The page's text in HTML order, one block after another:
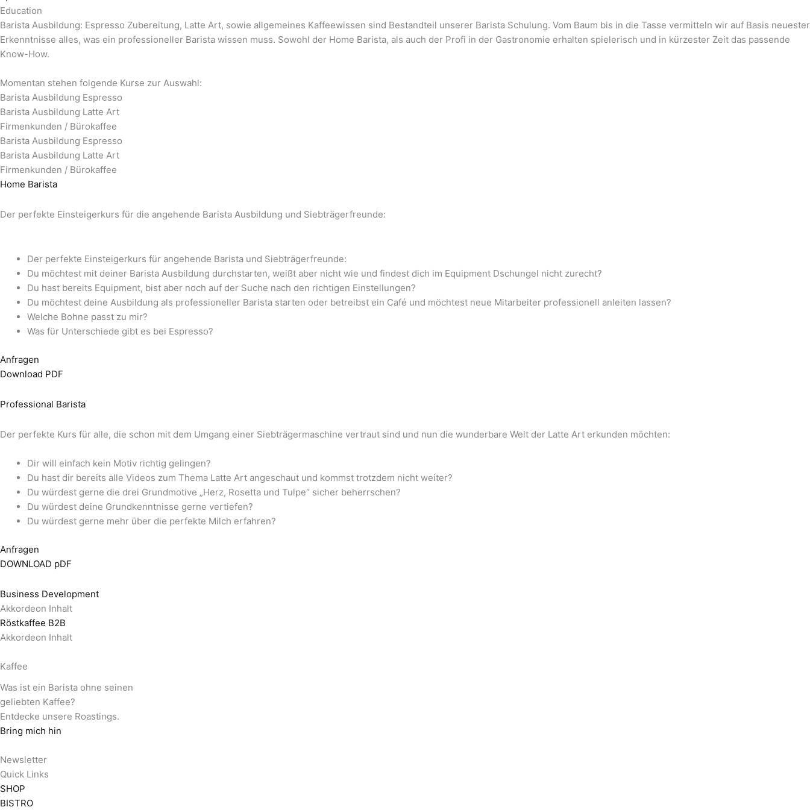
Education
Barista Ausbildung: Espresso Zubereitung, Latte Art, sowie allgemeines Kaffeewissen sind Bestandteil unserer Barista Schulung. Vom Baum bis in die Tasse vermitteln wir auf Basis neuester
Erkenntnisse alles, was ein professioneller Barista wissen muss. Sowohl der Home Barista, als auch der Profi in der Gastronomie erhalten spielerisch und in kürzester Zeit das passende
Know-How.
Momentan stehen folgende Kurse zur Auswahl:
Barista Ausbildung Espresso
Barista Ausbildung Latte Art
Firmenkunden / Bürokaffee
Barista Ausbildung Espresso
Barista Ausbildung Latte Art
Firmenkunden / Bürokaffee
Home Barista
Der perfekte Einsteigerkurs für die angehende Barista Ausbildung und Siebträgerfreunde:
Der perfekte Einsteigerkurs für angehende Barista und Siebträgerfreunde:
Du möchtest mit deiner Barista Ausbildung durchstarten, weißt aber nicht wie und findest dich im Equipment Dschungel nicht zurecht?
Du hast bereits Equipment, bist aber noch auf der Suche nach den richtigen Einstellungen?
Du möchtest deine Ausbildung als professioneller Barista starten oder betreibst ein Café und möchtest neue Mitarbeiter professionell anleiten lassen?
Welche Bohne passt zu mir?
Was für Unterschiede gibt es bei Espresso?
Anfragen
Download PDF
Professional Barista
Der perfekte Kurs für alle, die schon mit dem Umgang einer Siebträgermaschine vertraut sind und nun die wunderbare Welt der Latte Art erkunden möchten:
Dir will einfach kein Motiv richtig gelingen?
Du hast dir bereits alle Videos zum Thema Latte Art angeschaut und kommst trotzdem nicht weiter?
Du würdest gerne die drei Grundmotive „Herz, Rosetta und Tulpe“ sicher beherrschen?
Du würdest deine Grundkenntnisse gerne vertiefen?
Du würdest gerne mehr über die perfekte Milch erfahren?
Anfragen
DOWNLOAD pDF
Business Development
Akkordeon Inhalt
Röstkaffee B2B
Akkordeon Inhalt
Kaffee
Was ist ein Barista ohne seinen
geliebten Kaffee?
Entdecke unsere Roastings.
Bring mich hin
Newsletter
Quick Links
SHOP
BISTRO